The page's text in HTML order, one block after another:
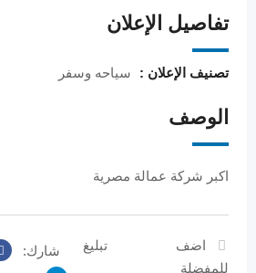
تفاصيل الإعلان
تصنيف الإعلان : سياحه وسفر
الوصف
اكبر شركة عمالة مصرية
اضف
للمفضلة
تبليغ شارك: